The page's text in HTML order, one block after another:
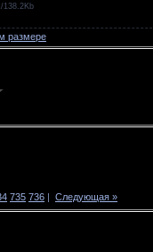
138.2Kb
размере
735 736 | Следующая »